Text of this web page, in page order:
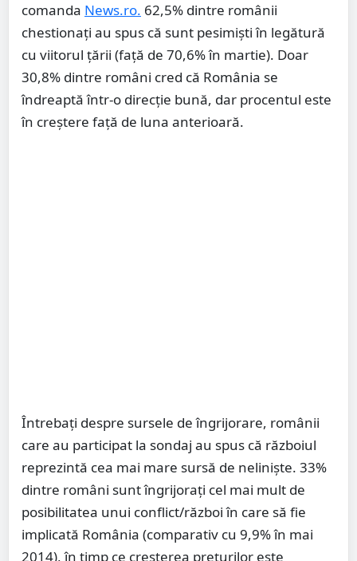
comanda News.ro. 62,5% dintre românii
chestionați au spus că sunt pesimişti în legătură
cu viitorul ţării (faţă de 70,6% în martie). Doar
30,8% dintre români cred că România se
îndreaptă într-o direcţie bună, dar procentul este
în creștere față de luna anterioară.
Întrebați despre sursele de îngrijorare, românii
care au participat la sondaj au spus că războiul
reprezintă cea mai mare sursă de neliniște. 33%
dintre români sunt îngrijoraţi cel mai mult de
posibilitatea unui conflict/război în care să fie
implicată România (comparativ cu 9,9% în mai
2014), în timp ce creşterea preţurilor este